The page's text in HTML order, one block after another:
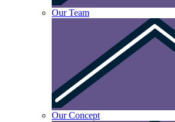
Our Team
Our Concept